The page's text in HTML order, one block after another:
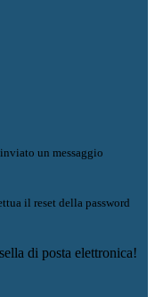
un messaggio
il reset della password
di posta elettronica!